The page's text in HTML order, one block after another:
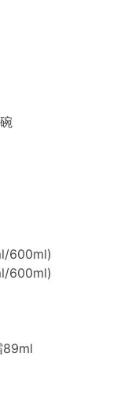
600ml)
600ml)
89ml